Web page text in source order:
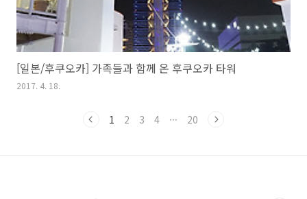
[일본/후쿠오카] 가족들과 함께 온 후쿠오카 타워
2017. 4. 18.
1 2 3 4 ··· 20